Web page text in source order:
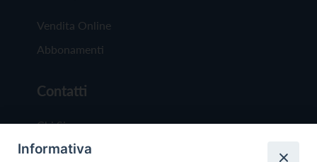
Vendita Online
Abbonamenti
Contatti
Chi Siamo
Redazione
Informativa